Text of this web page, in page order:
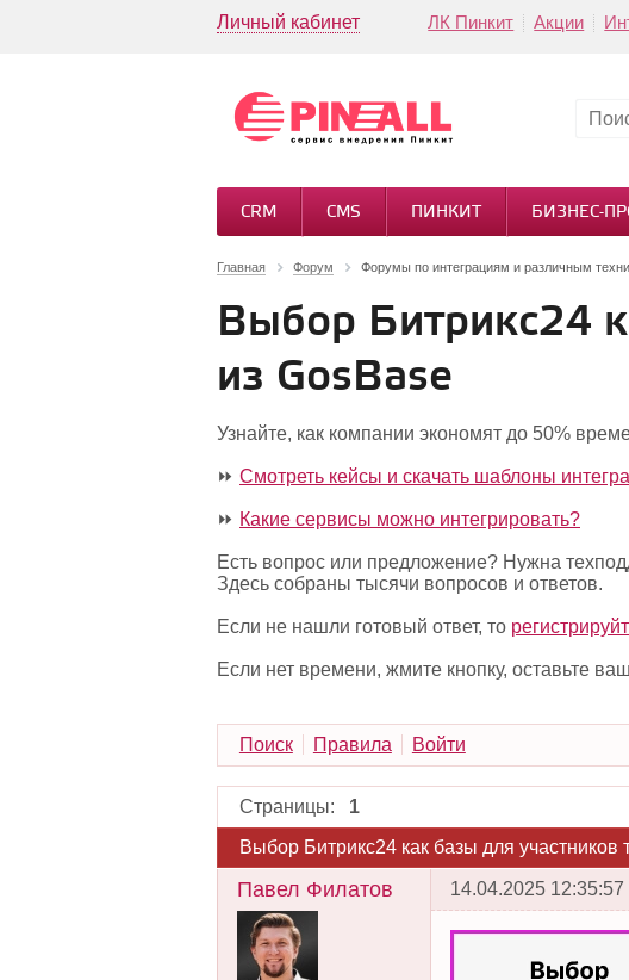
Личный кабинет ЛК Пинкит Акции
CRM CMS ПИНКИТ БИЗНЕС-
Главная Форум Форумы по интеграциям и различным
Выбор Битрикс24
из GosBase
Узнайте, как компании экономят до 50%
⏩ Смотреть кейсы и скачать шаблоны
⏩ Какие сервисы можно интегрировать?
Есть вопрос или предложение? Нужна
Здесь собраны тысячи вопросов и ответов.
Если не нашли готовый ответ, то
Если нет времени, жмите кнопку, оставьте
Поиск Правила Войти
Страницы: 1
Выбор Битрикс24 как базы для участников
Павел Филатов 14.04.2025 12:35:57